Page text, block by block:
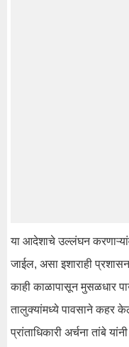
या आदेशाचे उल्लंघन
जाईल, असा इशाराही
काही काळापासून
तालुक्यांमध्ये पावसाने कहर
प्रांताधिकारी अर्चना तांबे